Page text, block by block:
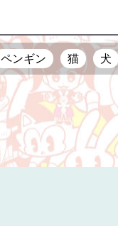
ペンギン 猫 犬